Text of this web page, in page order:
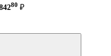
80 ₽